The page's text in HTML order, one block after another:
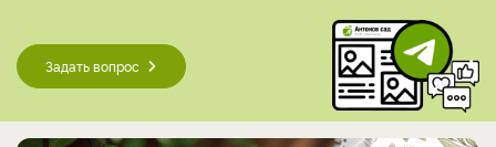
Задать вопрос